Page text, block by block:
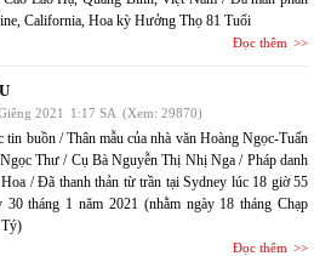
California, Hoa kỳ Hưởng Thọ 81 Tuổi
Đọc thêm
2021 1:17 SA (Xem: 29870)
tin buồn / Thân mẫu của nhà văn Hoàng Ngọc-Tuấn
Thư / Cụ Bà Nguyễn Thị Nhị Nga / Pháp danh
/ Đã thanh thản từ trần tại Sydney lúc 18 giờ 55
30 tháng 1 năm 2021 (nhằm ngày 18 tháng Chạp
Tý)
Đọc thêm